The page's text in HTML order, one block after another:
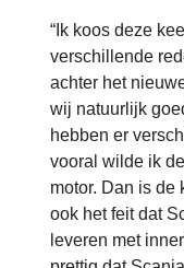
“Ik koos deze
verschillende
achter het
wij natuurlijk
hebben er
vooral wilde ik
motor. Dan is de
ook het feit dat
leveren met